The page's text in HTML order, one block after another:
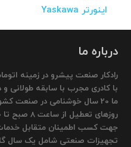
اینورتر Yaskawa
درباره ما
رادکار صنعت پیشرو در زمینه
با کادری مجرب با سابقه
ما 20 سال خوشنامی در
جهت کسب اطمینان متقابل
تجهیزات صنعتی شامل یک سال